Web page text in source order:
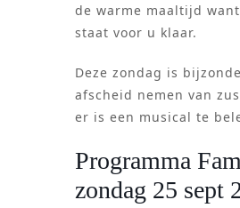
de warme maaltijd
staat voor u klaar.
Deze zondag is
afscheid nemen van
er is een musical te
Programma
zondag 25 sept